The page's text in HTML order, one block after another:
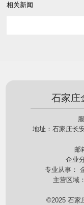
相关新闻
石家庄
地址：石家庄长
邮
企业
专业从事：
主营区域：
©2025 石家